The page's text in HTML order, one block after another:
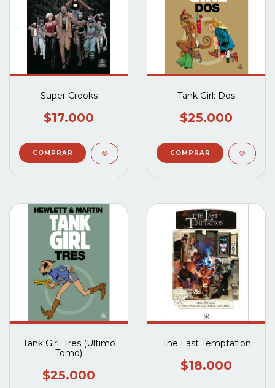
Super Crooks
$17.000
Tank Girl: Dos
$25.000
Tank Girl: Tres (Ultimo
Tomo)
$25.000
The Last Temptation
$18.000